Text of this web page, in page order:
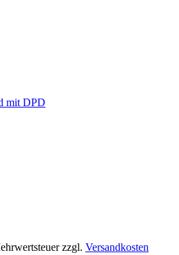
mit DPD
zzgl. Versandkosten